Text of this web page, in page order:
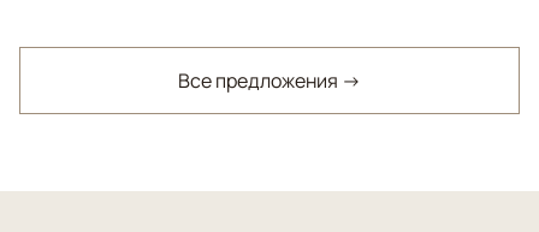
Все предложения →